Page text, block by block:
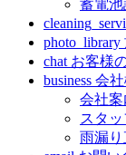
蓄電池
photo_library
chat お客様
business 会
会社案
スタ
雨漏り